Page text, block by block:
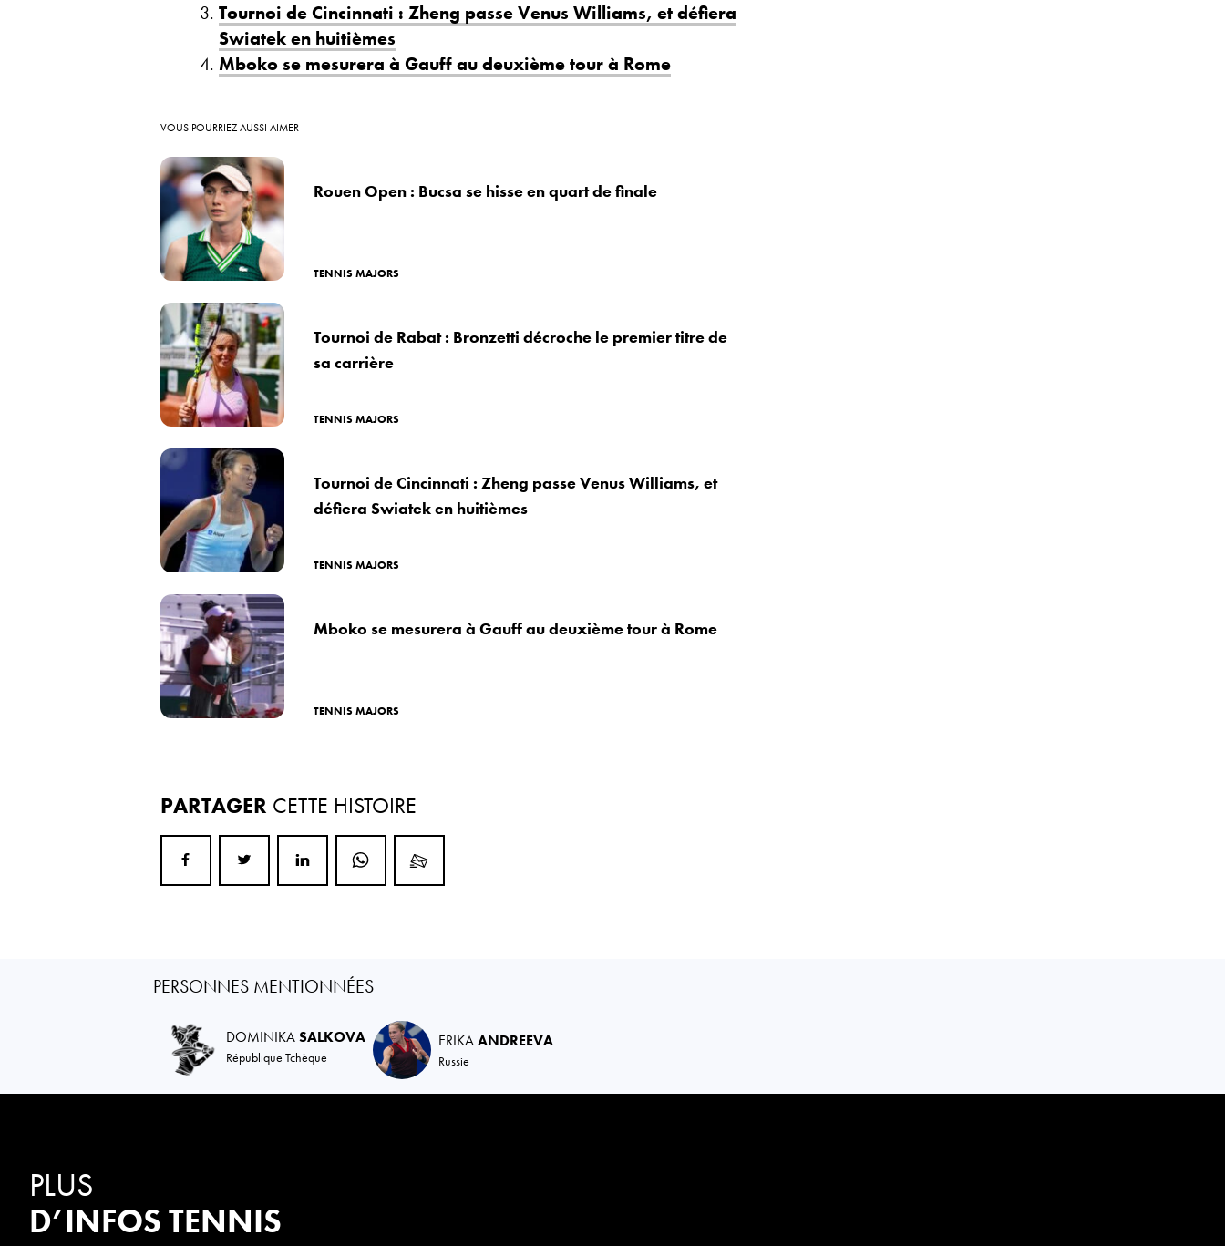
Tournoi de Cincinnati : Zheng passe Venus Williams, et défiera
Swiatek en huitièmes
Mboko se mesurera à Gauff au deuxième tour à Rome
VOUS POURRIEZ AUSSI AIMER
Rouen Open : Bucsa se hisse en quart de finale
TENNIS MAJORS
Tournoi de Rabat : Bronzetti décroche le premier titre de
sa carrière
TENNIS MAJORS
Tournoi de Cincinnati : Zheng passe Venus Williams, et
défiera Swiatek en huitièmes
TENNIS MAJORS
Mboko se mesurera à Gauff au deuxième tour à Rome
TENNIS MAJORS
PARTAGER CETTE HISTOIRE
PERSONNES MENTIONNÉES
DOMINIKASALKOVA
République Tchèque
ERIKAANDREEVA
Russie
PLUS
D’INFOS TENNIS